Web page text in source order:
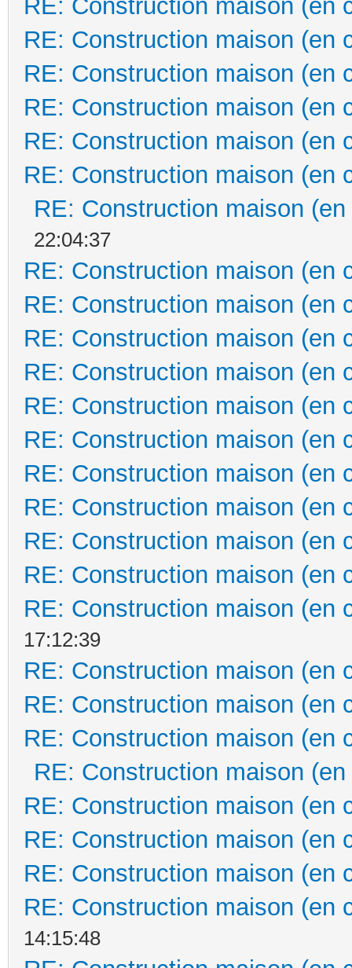
RE: Construction maison (en
RE: Construction maison (en
RE: Construction maison (en
RE: Construction maison (en
RE: Construction maison (en
RE: Construction maison (en
RE: Construction maison
22:04:37
RE: Construction maison (en
RE: Construction maison (en
RE: Construction maison (en
RE: Construction maison (en
RE: Construction maison (en
RE: Construction maison (en
RE: Construction maison (en
RE: Construction maison (en
RE: Construction maison (en
RE: Construction maison (en
RE: Construction maison (en
17:12:39
RE: Construction maison (en
RE: Construction maison (en
RE: Construction maison (en
RE: Construction maison
RE: Construction maison (en
RE: Construction maison (en
RE: Construction maison (en
RE: Construction maison (en
14:15:48